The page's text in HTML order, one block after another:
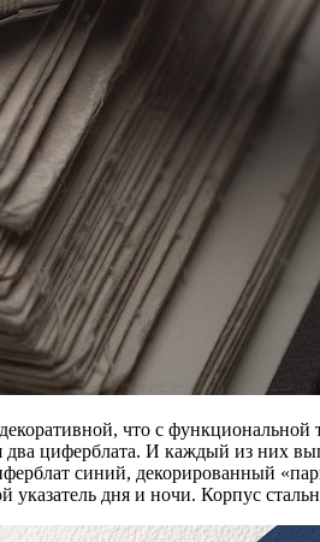
что с
циферблата. И каждый из них
синий, декорированный
дня и ночи. Корпус